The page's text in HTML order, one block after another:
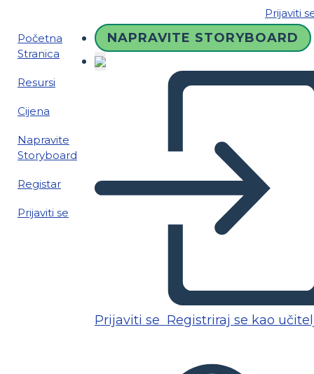
Prijaviti
Početna
Stranica
Resursi
Cijena
Napravite
Storyboard
Registar
Prijaviti se
NAPRAVITE STORYBOARD
Prijaviti se Registriraj se kao